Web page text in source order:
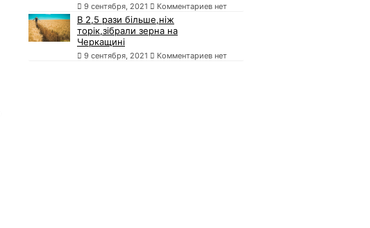
9 сентября, 2021 Комментариев нет
В 2,5 рази більше,ніж
торік,зібрали зерна на
Черкащині
9 сентября, 2021 Комментариев нет